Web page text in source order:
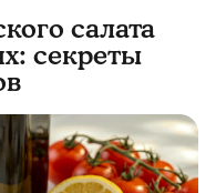
салата
секреты